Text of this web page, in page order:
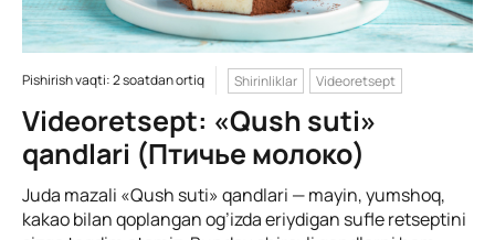
Pishirish vaqti: 2 soatdan ortiq Shirinliklar Videoretsept
Videoretsept: «Qush suti»
qandlari (Птичье молоко)
Juda mazali «Qush suti» qandlari — mayin, yumshoq,
kakao bilan qoplangan og’izda eriydigan sufle retseptini